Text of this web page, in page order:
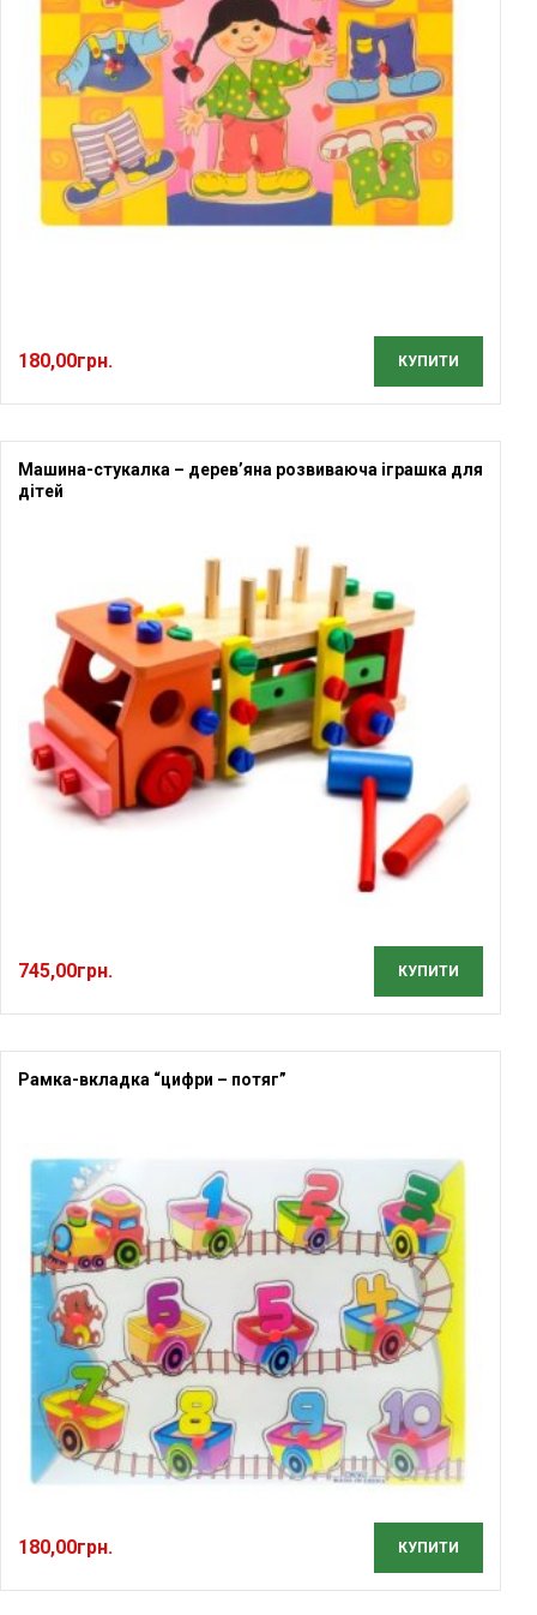
180,00грн. КУПИТИ
Машина-стукалка – дерев’яна розвиваюча іграшка для
дітей
745,00грн. КУПИТИ
Рамка-вкладка “цифри – потяг”
180,00грн. КУПИТИ